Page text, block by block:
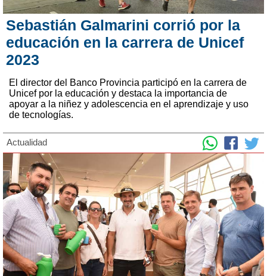
Sebastián Galmarini corrió por la
educación en la carrera de Unicef
2023
El director del Banco Provincia participó en la carrera de
Unicef por la educación y destaca la importancia de
apoyar a la niñez y adolescencia en el aprendizaje y uso
de tecnologías.
Actualidad